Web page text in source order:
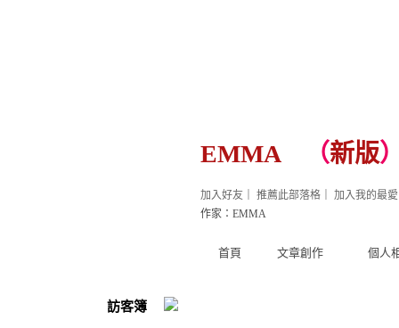
EMMA（新版
首頁 文章創作 個人
加入好友 推薦此部落格 加入我的最愛
作家：EMMA
訪客簿